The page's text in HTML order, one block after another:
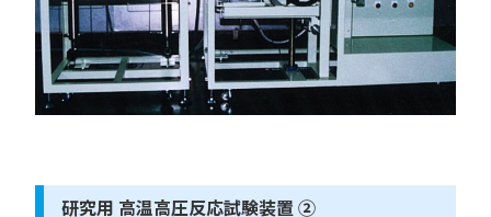
研究用 高温高圧反応試験装置 ②